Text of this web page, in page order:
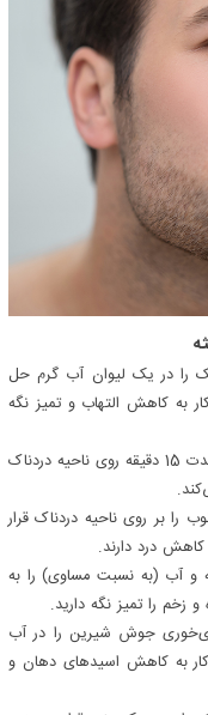
را در یک لیوان آب گرم حل
به کاهش التهاب و تمیز نگه
2. کمپرس سرد: یک بسته یخ یا پارچه سرد را به مدت 15 دقیقه روی ناحیه دردناک
را بر روی ناحیه دردناک قرار
درد دارند.
و آب (به نسبت مساوی) را به
زخم را تمیز نگه دارید.
جوش ‌شیرین را در آب
به کاهش اسیدهای دهان و